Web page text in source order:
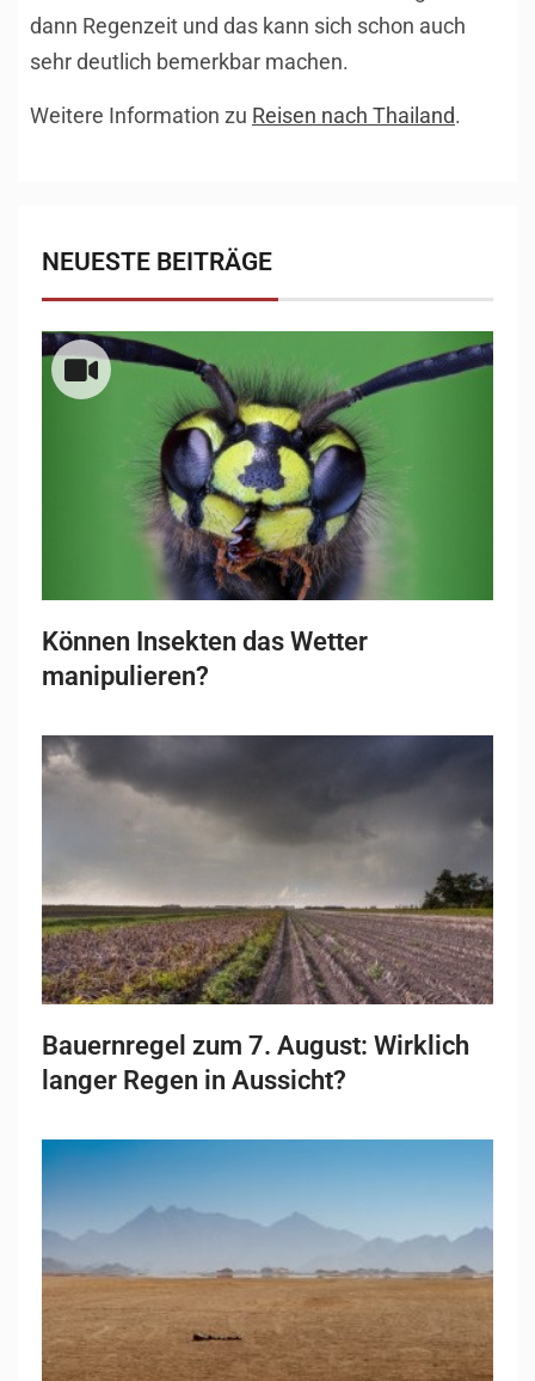
dann Regenzeit und das kann sich schon auch
sehr deutlich bemerkbar machen.
Weitere Information zu Reisen nach Thailand.
NEUESTE BEITRÄGE
Können Insekten das Wetter
manipulieren?
Bauernregel zum 7. August: Wirklich
langer Regen in Aussicht?